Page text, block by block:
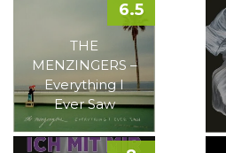
THE
MENZINGERS –
Everything I
Ever Saw
6.5